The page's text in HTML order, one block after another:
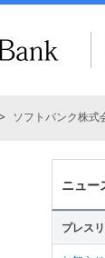
ソフトバンク株式
ニュー
プレス